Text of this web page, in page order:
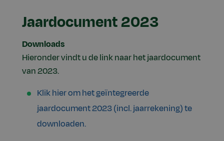
Jaardocument 2023
Downloads
Hieronder vindt u de link naar het jaardocument
van 2023.
Klik hier om het geïntegreerde
jaardocument 2023 (incl. jaarrekening) te
downloaden.